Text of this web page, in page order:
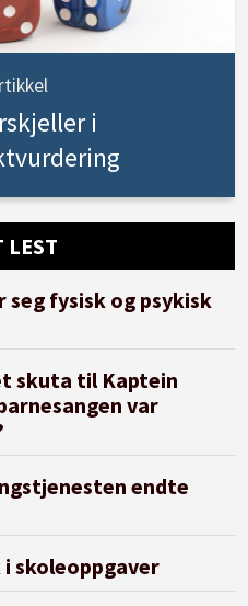
i
LEST
fysisk og psykisk
skuta til Kaptein
var
endte
skoleoppgaver